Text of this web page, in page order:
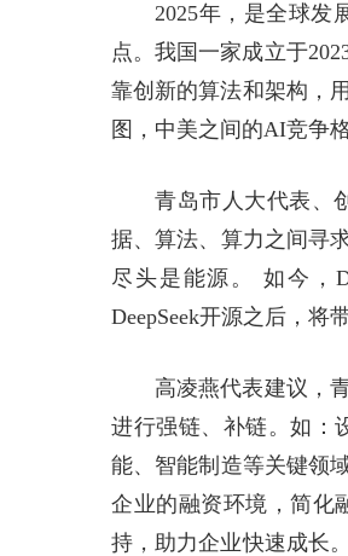
2025年，是全球发
点。我国一家成立于
靠创新的算法和架构，
图，中美之间的AI竞争
青岛市人大代表、
据、算法、算力之间寻
尽头是能源。 如今，
DeepSeek开源之后，将
高凌燕代表建议，
进行强链、补链。如：
能、智能制造等关键领
企业的融资环境，简化
持，助力企业快速成长